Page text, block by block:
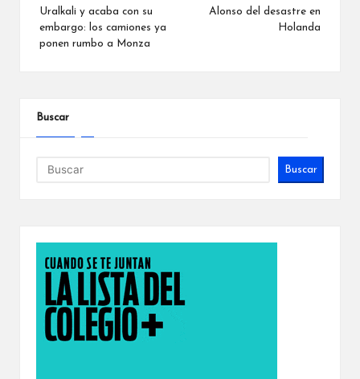
entradas
Uralkali y acaba con su
embargo: los camiones ya
ponen rumbo a Monza
Alonso del desastre en
Holanda
Buscar
Buscar